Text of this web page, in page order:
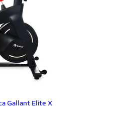
Gallant Elite X